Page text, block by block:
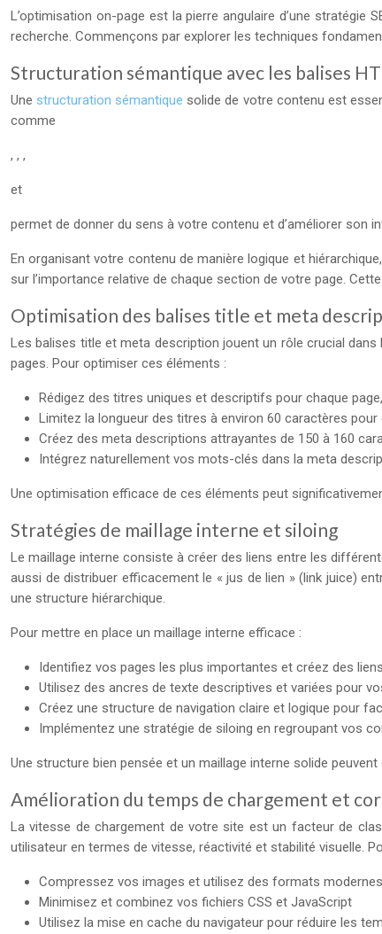
L’optimisation on-page est la pierre angulaire d’une
recherche. Commençons par explorer les techniques
Structuration sémantique avec les balises
Une structuration sémantique solide de votre contenu est
comme
, , ,
et
permet de donner du sens à votre contenu et d’améliorer son
En organisant votre contenu de manière logique et
sur l’importance relative de chaque section de votre page.
Optimisation des balises title et meta
Les balises title et meta description jouent un rôle crucial
pages. Pour optimiser ces éléments :
Rédigez des titres uniques et descriptifs pour chaque
Limitez la longueur des titres à environ 60 caractères pour
Créez des meta descriptions attrayantes de 150 à 160
Intégrez naturellement vos mots-clés dans la meta
Une optimisation efficace de ces éléments peut
Stratégies de maillage interne et siloing
Le maillage interne consiste à créer des liens entre les
aussi de distribuer efficacement le « jus de lien » (link juice)
une structure hiérarchique.
Pour mettre en place un maillage interne efficace :
Identifiez vos pages les plus importantes et créez des
Utilisez des ancres de texte descriptives et variées pour
Créez une structure de navigation claire et logique pour
Implémentez une stratégie de siloing en regroupant vos
Une structure bien pensée et un maillage interne solide
Amélioration du temps de chargement et
La vitesse de chargement de votre site est un facteur de
utilisateur en termes de vitesse, réactivité et stabilité visuelle.
Compressez vos images et utilisez des formats
Minimisez et combinez vos fichiers CSS et JavaScript
Utilisez la mise en cache du navigateur pour réduire les